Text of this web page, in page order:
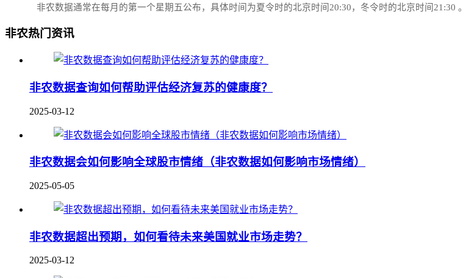
‌非农数据通常在每月的第一个星期五公布，具体时间为夏令时的北京时间20:30，冬令时的北京时间21:30‌‌ 。
非农热门资讯
非农数据查询如何帮助评估经济复苏的健康度？
2025-03-12
非农数据会如何影响全球股市情绪（非农数据如何影响市场情绪）
2025-05-05
非农数据超出预期，如何看待未来美国就业市场走势？
2025-03-12